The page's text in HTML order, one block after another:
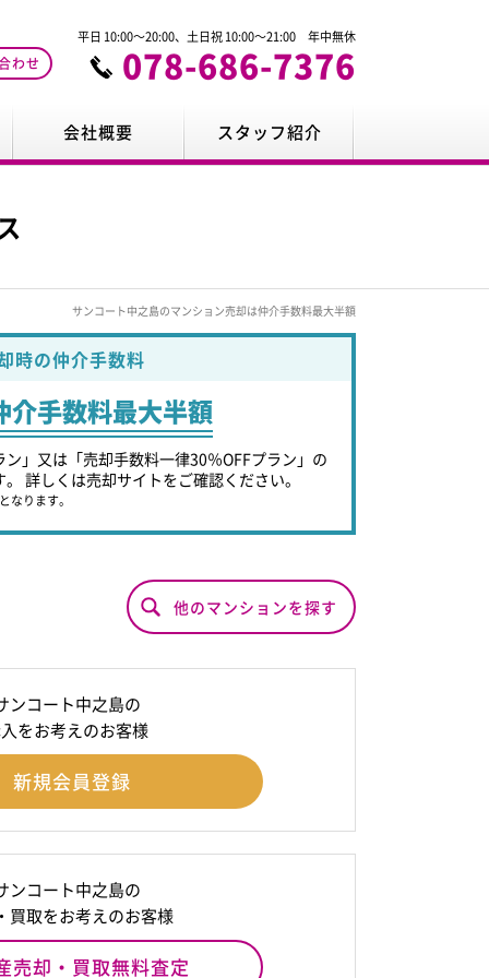
わせ
平日 10:00～20:00、土日祝 10:00～21:00 年中無休
078-686-7376
会社概要 スタッフ紹介
サンコート中之島のマンション売却は仲介手数料最大半額
時の仲介手数料
介手数料最大半額
」又は「売却手数料一律30％OFFプラン」の
詳しくは売却サイトをご確認ください。
ります。
他のマンションを探す
ンコート中之島の
をお考えのお客様
新規会員登録
ンコート中之島の
買取をお考えのお客様
売却・買取無料査定